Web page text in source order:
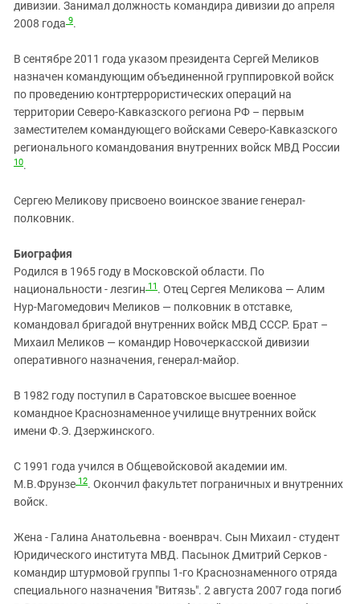
дивизии. Занимал должность командира дивизии до апреля
2008 года 9.
В сентябре 2011 года указом президента Сергей Меликов
назначен командующим объединенной группировкой войск
по проведению контртеррористических операций на
территории Северо-Кавказского региона РФ – первым
заместителем командующего войсками Северо-Кавказского
регионального командования внутренних войск МВД России
10.
Сергею Меликову присвоено воинское звание генерал-
полковник.
Биография
Родился в 1965 году в Московской области. По
национальности - лезгин 11 . Отец Сергея Меликова — Алим
Нур-Магомедович Меликов — полковник в отставке,
командовал бригадой внутренних войск МВД СССР. Брат –
Михаил Меликов — командир Новочеркасской дивизии
оперативного назначения, генерал-майор.
В 1982 году поступил в Саратовское высшее военное
командное Краснознаменное училище внутренних войск
имени Ф.Э. Дзержинского.
С 1991 года учился в Общевойсковой академии им.
М.В.Фрунзе 12. Окончил факультет пограничных и внутренних
войск.
Жена - Галина Анатольевна - военврач. Сын Михаил - студент
Юридического института МВД. Пасынок Дмитрий Серков -
командир штурмовой группы 1-го Краснознаменного отряда
специального назначения "Витязь". 2 августа 2007 года погиб